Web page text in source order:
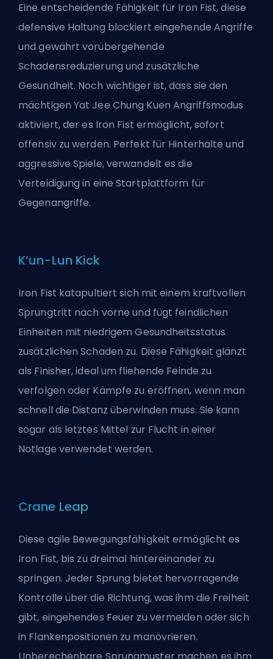
Eine entscheidende Fähigkeit für Iron Fist, diese
defensive Haltung blockiert eingehende Angriffe
und gewährt vorübergehende
Schadensreduzierung und zusätzliche
Gesundheit. Noch wichtiger ist, dass sie den
mächtigen Yat Jee Chung Kuen Angriffsmodus
aktiviert, der es Iron Fist ermöglicht, sofort
offensiv zu werden. Perfekt für Hinterhalte und
aggressive Spiele, verwandelt es die
Verteidigung in eine Startplattform für
Gegenangriffe.
K’un-Lun Kick
Iron Fist katapultiert sich mit einem kraftvollen
Sprungtritt nach vorne und fügt feindlichen
Einheiten mit niedrigem Gesundheitsstatus
zusätzlichen Schaden zu. Diese Fähigkeit glänzt
als Finisher, ideal um fliehende Feinde zu
verfolgen oder Kämpfe zu eröffnen, wenn man
schnell die Distanz überwinden muss. Sie kann
sogar als letztes Mittel zur Flucht in einer
Notlage verwendet werden.
Crane Leap
Diese agile Bewegungsfähigkeit ermöglicht es
Iron Fist, bis zu dreimal hintereinander zu
springen. Jeder Sprung bietet hervorragende
Kontrolle über die Richtung, was ihm die Freiheit
gibt, eingehendes Feuer zu vermeiden oder sich
in Flankenpositionen zu manövrieren.